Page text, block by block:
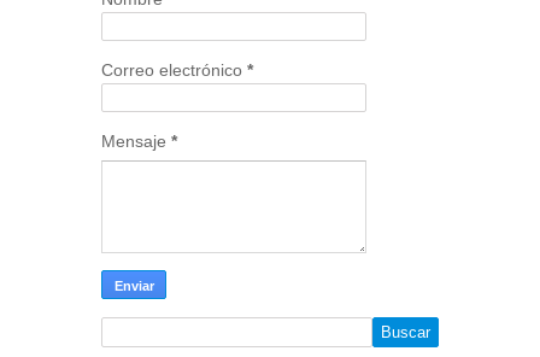
Correo electrónico *
Mensaje *